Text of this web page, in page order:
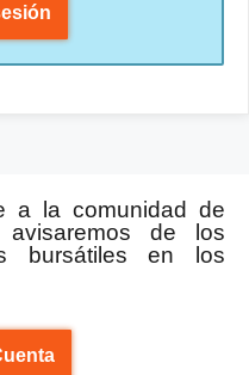
a la comunidad de
de los
bursátiles en los